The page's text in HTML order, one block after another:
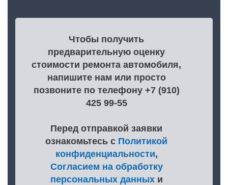
Чтобы получить
предварительную оценку
стоимости ремонта автомобиля,
напишите нам или просто
позвоните по телефону +7 (910)
425 99-55
Перед отправкой заявки
ознакомьтесь с Политикой
конфиденциальности,
Согласием на обработку
персональных данныхи